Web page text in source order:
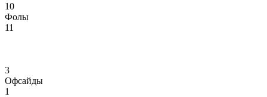
10
Фолы
11
3
Офсайды
1